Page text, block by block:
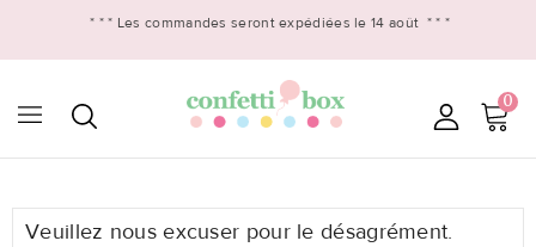
* * * Les commandes seront expédiées le 14 août * * *
0
Veuillez nous excuser pour le désagrément.